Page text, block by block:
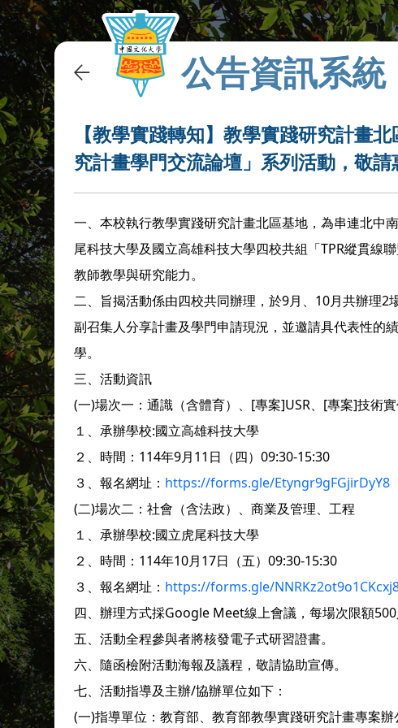
公告資訊系統
【教學實踐轉知】教學實踐研究計畫
究計畫學門交流論壇」系列活動，敬請
一、本校執行教學實踐研究計畫北區基地，為串連北中
尾科技大學及國立高雄科技大學四校共組「TPR縱貫線
教師教學與研究能力。
二、旨揭活動係由四校共同辦理，於9月、10月共辦理
副召集人分享計畫及學門申請現況，並邀請具代表性的
學。
三、活動資訊
(一)場次一：通識（含體育）、[專案]USR、[專案]技術
１、承辦學校:國立高雄科技大學
２、時間：114年9月11日（四）09:30-15:30
３、報名網址： https://forms.gle/Etyngr9gFGjirDyY8
(二)場次二：社會（含法政）、商業及管理、工程
１、承辦學校:國立虎尾科技大學
２、時間：114年10月17日（五）09:30-15:30
３、報名網址： https://forms.gle/
四、辦理方式採Google Meet線上會議，每場次限額
五、活動全程參與者將核發電子式研習證書。
六、隨函檢附活動海報及議程，敬請協助宣傳。
七、活動指導及主辦/協辦單位如下：
(一)指導單位：教育部、教育部教學實踐研究計畫專案辦